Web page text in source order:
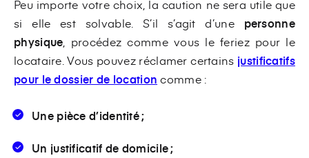
Peu importe votre choix, la caution ne sera utile que
si elle est solvable. S’il s’agit d’une personne
physique , procédez comme vous le feriez pour le
locataire. Vous pouvez réclamer certains justificatifs
pour le dossier de location comme :
Une pièce d’identité ;
Un justificatif de domicile ;